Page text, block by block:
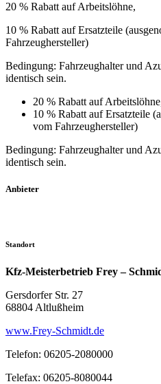
20 % Rabatt auf Arbeitslöhne,
10 % Rabatt auf Ersatzteile
Fahrzeughersteller)
Bedingung: Fahrzeughalter und
identisch sein.
20 % Rabatt auf
10 % Rabatt auf Ersatzteile
vom Fahrzeughersteller)
Bedingung: Fahrzeughalter und
identisch sein.
Anbieter
Standort
Kfz-Meisterbetrieb Frey –
Gersdorfer Str. 27
68804 Altlußheim
www.Frey-Schmidt.de
Telefon: 06205-2080000
Telefax: 06205-8080044